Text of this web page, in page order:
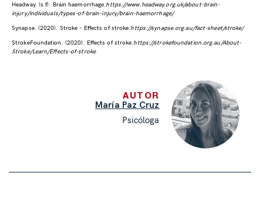
Headway. (s.f). Brain haemorrhage.https://www.headway.org.uk/about-brain-
injury/individuals/types-of-brain-injury/brain-haemorrhage/
Synapse. (2020). Stroke - Effects of stroke.https://synapse.org.au/fact-sheet/stroke/
StrokeFoundation. (2020). Effects of stroke.https://strokefoundation.org.au/About-
Stroke/Learn/Effects-of-stroke
AUTOR
María Paz Cruz
Psicóloga